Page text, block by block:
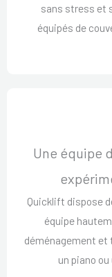
sans stress et
équipés de
Une équipe
Quicklift dispose
équipe
déménagement et
un piano